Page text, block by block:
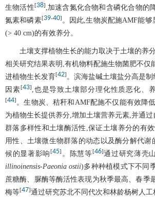
生物活性[38] ,加速含氮化合物和含磷化合物的
氮素和磷素[39-40] 。因此,生物炭配施AMF能够
(> 40 cm)的有效养分。
土壤支撑植物生长的能力取决于土壤的养
相关研究结果表明,有机物料配施生物菌肥不仅
进植物生长发育[42] 。滨海盐碱土壤盐分高是
因素[43] ,也是导致土壤部分理化性质恶化、
[44] 。生物炭、秸秆和AMF配施不仅能有效降
为植物生长提供养分,增加土壤营养元素,并通
群落多样性和土壤酶活性,保证土壤养分的有
用性、土壤微生物群落的动态以及酶分解代谢
候的显著影响[45] 。陈慧等[46]通过研究薄壳
illinoinensis-Paeonia ostii)多种种植模式下不同
蔗糖酶、脲酶等酶活性表现为秋季最高、春季
梅等[47]通过研究苏北不同代次和林龄杨树人